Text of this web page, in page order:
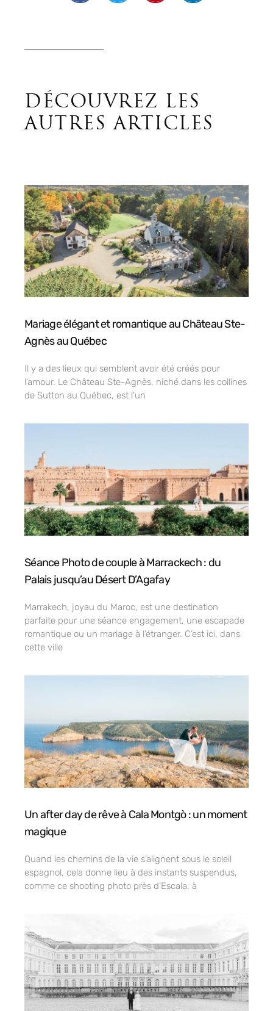
DÉCOUVREZ LES
AUTRES ARTICLES
Mariage élégant et romantique au Château Ste-
Agnès au Québec
Il y a des lieux qui semblent avoir été créés pour
l’amour. Le Château Ste-Agnès, niché dans les collines
de Sutton au Québec, est l’un
Séance Photo de couple à Marrackech : du
Palais jusqu’au Désert D’Agafay
Marrakech, joyau du Maroc, est une destination
parfaite pour une séance engagement, une escapade
romantique ou un mariage à l’étranger. C’est ici, dans
cette ville
Un after day de rêve à Cala Montgò : un moment
magique
Quand les chemins de la vie s’alignent sous le soleil
espagnol, cela donne lieu à des instants suspendus,
comme ce shooting photo près d’Escala, à